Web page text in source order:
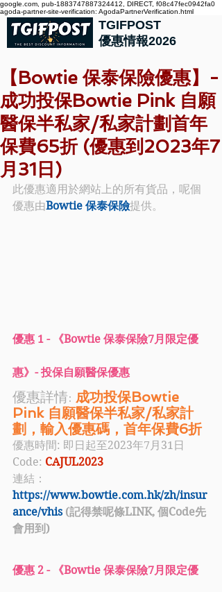
google.com, pub-1883747887324412, DIRECT, f08c47fec0942fa0
agoda-partner-site-verification: AgodaPartnerVerification.html
TGIFPOST
優惠情報2026
【Bowtie 保泰保險優惠】-
成功投保Bowtie Pink 自願
醫保半私家/私家計劃首年
保費65折 (優惠到2023年7
月31日)
此優惠適用於網站上的所有貨品，呢個
優惠由Bowtie 保泰保險提供。
優惠 1 - 《Bowtie 保泰保險7月限定優
惠》- 投保自願醫保優惠
優惠詳情: 成功投保Bowtie
Pink 自願醫保半私家/私家計
劃，輸入優惠碼，首年保費6折
優惠時間: 即日起至2023年7月31日
Code: CAJUL2023
連結：
https://www.bowtie.com.hk/zh/insur
ance/vhis (記得禁呢條LINK, 個Code先
會用到)
優惠 2 - 《Bowtie 保泰保險7月限定優